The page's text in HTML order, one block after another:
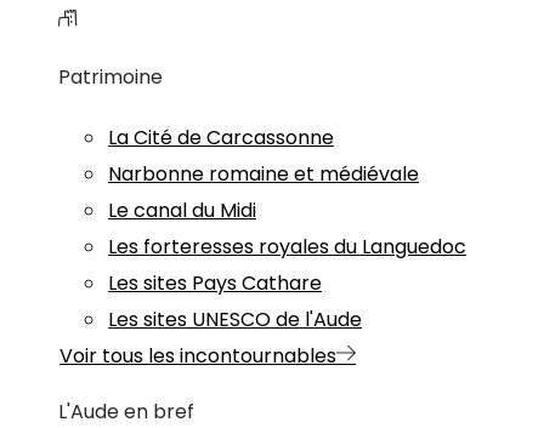
Patrimoine
La Cité de Carcassonne
Narbonne romaine et médiévale
Le canal du Midi
Les forteresses royales du Languedoc
Les sites Pays Cathare
Les sites UNESCO de l'Aude
Voir tous les incontournables
L'Aude en bref